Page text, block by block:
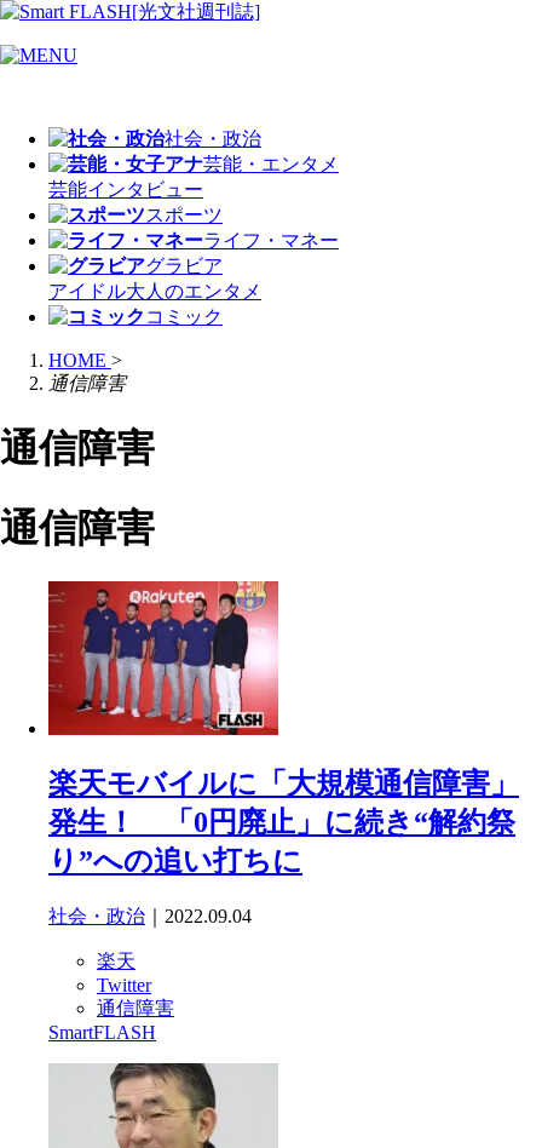
社会・政治
芸能・エンタメ
芸能インタビュー
スポーツ
ライフ・マネー
グラビア
アイドル大人のエンタメ
コミック
HOME >
通信障害
通信障害
通信障害
楽天モバイルに「大規模通信障害」
発生！ 「0円廃止」に続き“解約祭
り”への追い打ちに
社会・政治 ｜2022.09.04
楽天
Twitter
通信障害
SmartFLASH